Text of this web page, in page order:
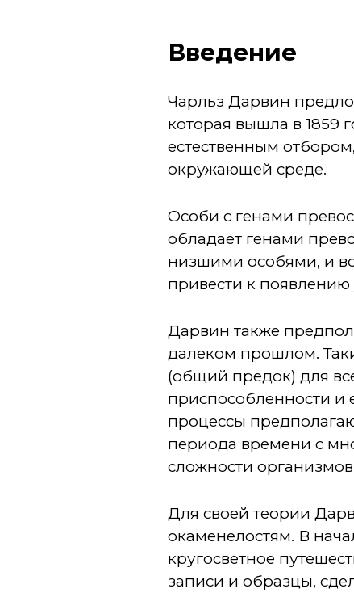
Введение
Чарльз Дарвин
которая вышла в 1859
естественным
окружающей среде.
Особи с генами
обладает генами
низшими особями, и
привести к
Дарвин также
далеком прошлом.
(общий предок) для
приспособленности и
процессы
периода времени с
сложности
Для своей теории
окаменелостям. В
кругосветное
записи и образцы,